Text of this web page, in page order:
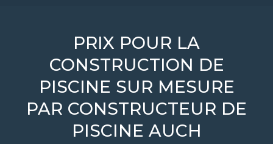
PRIX POUR LA
CONSTRUCTION DE
PISCINE SUR MESURE
PAR CONSTRUCTEUR DE
PISCINE AUCH